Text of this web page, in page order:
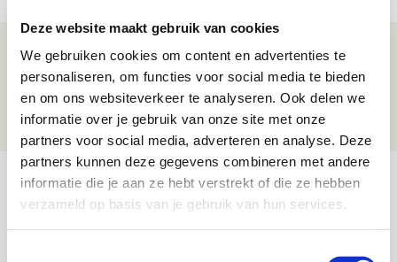
Deze website maakt gebruik van cookies
We gebruiken cookies om content en advertenties te
personaliseren, om functies voor social media te bieden
en om ons websiteverkeer te analyseren. Ook delen we
informatie over je gebruik van onze site met onze
partners voor social media, adverteren en analyse. Deze
partners kunnen deze gegevens combineren met andere
informatie die je aan ze hebt verstrekt of die ze hebben
verzameld op basis van je gebruik van hun services.
Drie dingen die je moet weten over PEC
Zwolle - Ajax
08 AUGUSTUS 2026 - 12:32
NIEUWS
Míchels elf: met welke formatie begin
jij aan nieuw eredivisieseizoen?
08 AUGUSTUS 2026 - 11:34